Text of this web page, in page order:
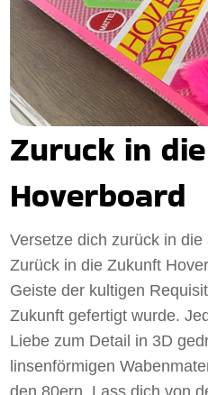
Zuruck in
Hoverboard
Versetze dich zurück in
Zurück in die Zukunft
Geiste der kultigen
Zukunft gefertigt wurde.
Liebe zum Detail in 3D
linsenförmigen